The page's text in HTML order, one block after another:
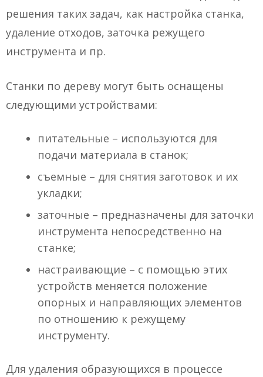
решения таких задач, как настройка станка,
удаление отходов, заточка режущего
инструмента и пр.
Станки по дереву могут быть оснащены
следующими устройствами:
питательные – используются для
подачи материала в станок;
съемные – для снятия заготовок и их
укладки;
заточные – предназначены для заточки
инструмента непосредственно на
станке;
настраивающие – с помощью этих
устройств меняется положение
опорных и направляющих элементов
по отношению к режущему
инструменту.
Для удаления образующихся в процессе